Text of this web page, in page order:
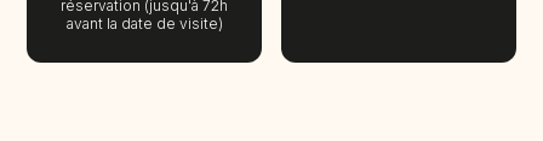
réservation (jusqu'à 72h
avant la date de visite)